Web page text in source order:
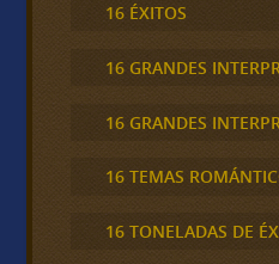
16 ÉXITOS
16 GRANDES
16 GRANDES
16 TEMAS
16 TONELADAS DE